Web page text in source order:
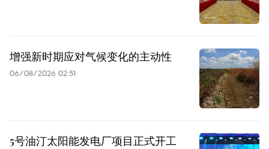
增强新时期应对气候变化的主动性
06/08/2026 02:51
5号油汀太阳能发电厂项目正式开工